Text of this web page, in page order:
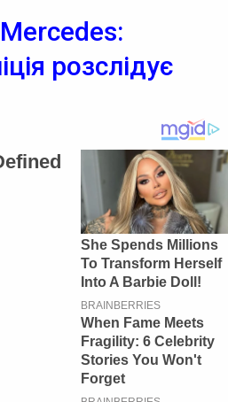
розслідує